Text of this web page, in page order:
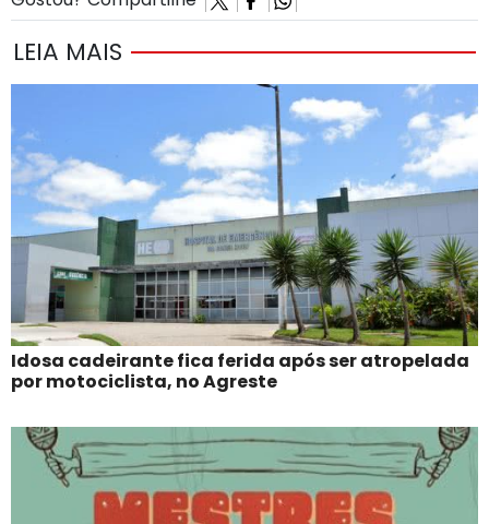
LEIA MAIS
Idosa cadeirante fica ferida após ser atropelada
por motociclista, no Agreste